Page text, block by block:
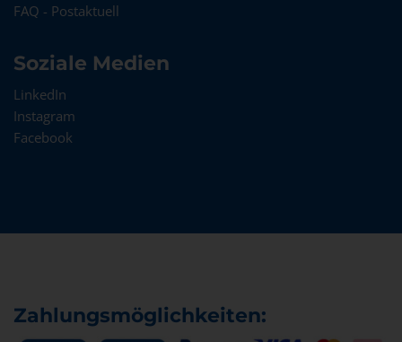
FAQ - Postaktuell
Soziale Medien
LinkedIn
Instagram
Facebook
Zahlungsmöglichkeiten: